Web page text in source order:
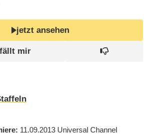
jetzt ansehen
11.09.2013 Universal Channel